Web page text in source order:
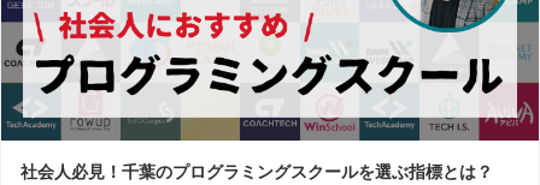
社会人必見！千葉のプログラミングスクールを選ぶ指標とは？